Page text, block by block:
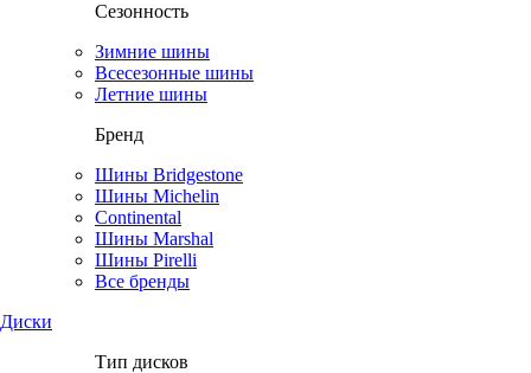
Сезонность
Зимние шины
Всесезонные шины
Летние шины
Бренд
Шины Bridgestone
Шины Michelin
Continental
Шины Marshal
Шины Pirelli
Все бренды
Диски
Тип дисков